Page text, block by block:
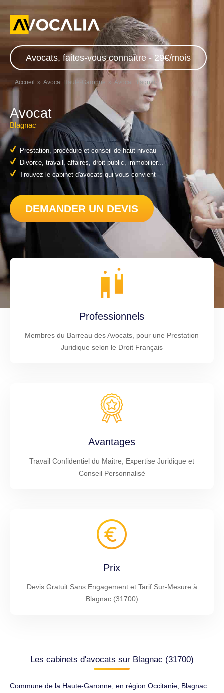
Avocats, faites-vous connaître - 29€/mois
Accueil Avocat Haute-Garonne Avocat Blagnac
Avocat
Blagnac
Prestation, procédure et conseil de haut niveau
Divorce, travail, affaires, droit public, immobilier...
Trouvez le cabinet d'avocats qui vous convient
DEMANDER UN DEVIS
Professionnels
Membres du Barreau des Avocats, pour une Prestation
Juridique selon le Droit Français
Avantages
Travail Confidentiel du Maitre, Expertise Juridique et
Conseil Personnalisé
Prix
Devis Gratuit Sans Engagement et Tarif Sur-Mesure à
Blagnac (31700)
Les cabinets d'avocats sur Blagnac (31700)
Commune de la Haute-Garonne, en région Occitanie, Blagnac